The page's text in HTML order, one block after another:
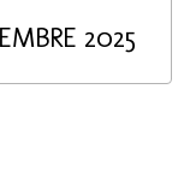
2025